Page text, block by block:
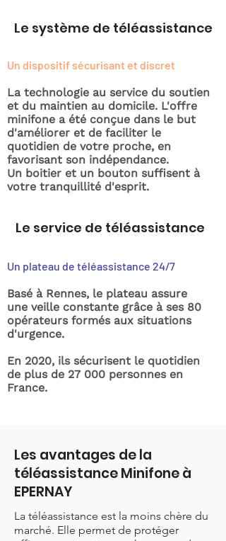
Le système de téléassistance
Un dispositif sécurisant et discret
La technologie au service du soutien
et du maintien au domicile. L'offre
minifone a été conçue dans le but
d'améliorer et de faciliter le
quotidien de votre proche, en
favorisant son indépendance.
Un boitier et un bouton suffisent à
votre tranquillité d'esprit.
Le service de téléassistance
Un plateau de téléassistance 24/7
Basé à Rennes, le plateau assure
une veille constante grâce à ses 80
opérateurs formés aux situations
d'urgence.
En 2020, ils sécurisent le quotidien
de plus de 27 000 personnes en
France.
Les avantages de la
téléassistance Minifone à
EPERNAY
La téléassistance est la moins chère du
marché. Elle permet de protéger